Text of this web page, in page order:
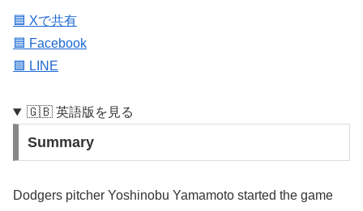
🟦 Xで共有
🟦 Facebook
🟩 LINE
🇬🇧 英語版を見る
Summary
Dodgers pitcher Yoshinobu Yamamoto started the game